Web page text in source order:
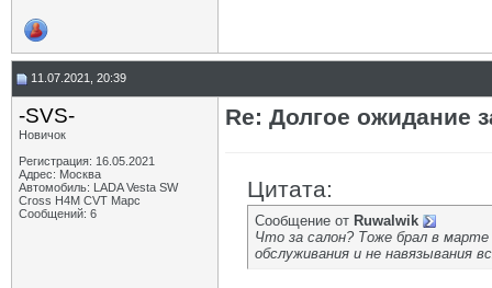
11.07.2021, 20:39
-SVS-
Новичок
Регистрация: 16.05.2021
Адрес: Москва
Автомобиль: LADA Vesta SW
Cross H4M CVT Марс
Сообщений: 6
Re: Долгое ожидание
Цитата:
Сообщение от Ruwalwik
Что за салон? Тоже брал в
обслуживания и не навязывания